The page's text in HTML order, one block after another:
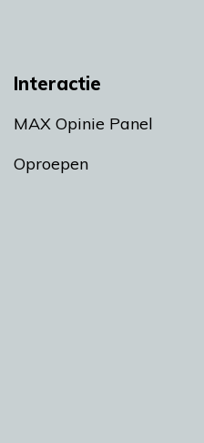
Interactie
MAX Opinie Panel
Oproepen